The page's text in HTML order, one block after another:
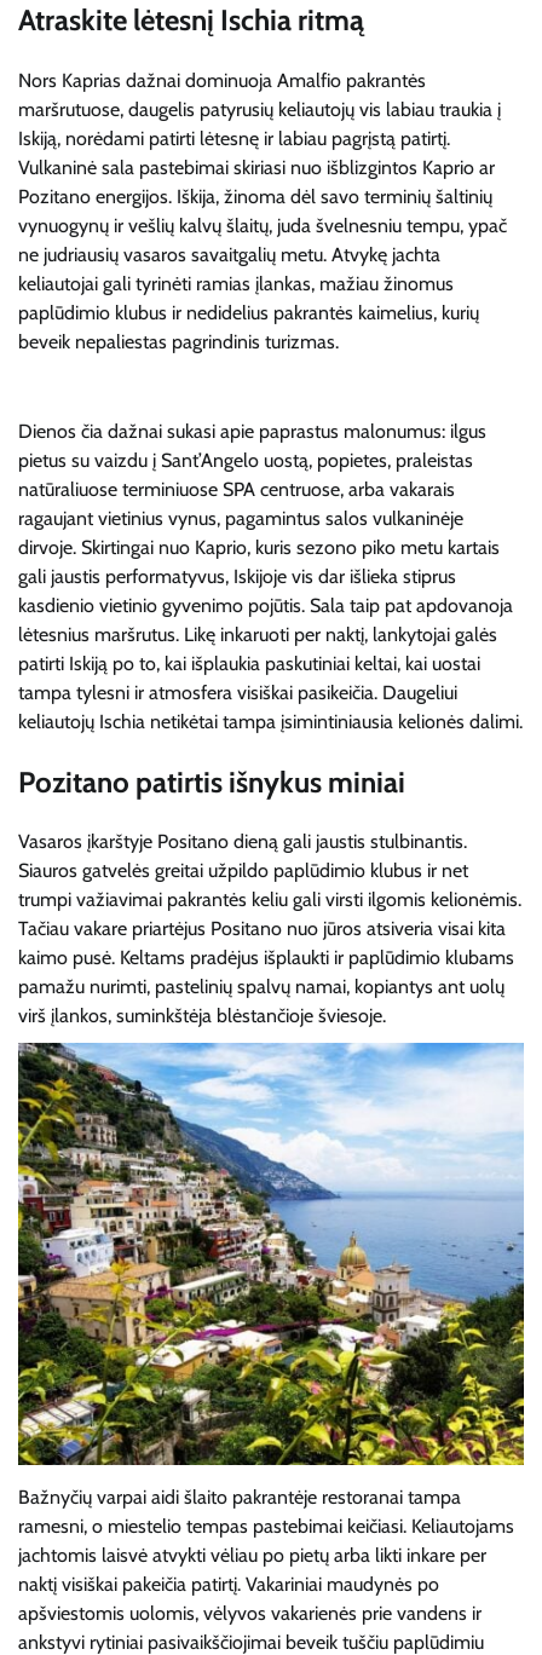
Atraskite lėtesnį Ischia ritmą
Nors Kaprias dažnai dominuoja Amalfio pakrantės
maršrutuose, daugelis patyrusių keliautojų vis labiau traukia į
Iskiją, norėdami patirti lėtesnę ir labiau pagrįstą patirtį.
Vulkaninė sala pastebimai skiriasi nuo išblizgintos Kaprio ar
Pozitano energijos. Iškija, žinoma dėl savo terminių šaltinių
vynuogynų ir vešlių kalvų šlaitų, juda švelnesniu tempu, ypač
ne judriausių vasaros savaitgalių metu. Atvykę jachta
keliautojai gali tyrinėti ramias įlankas, mažiau žinomus
paplūdimio klubus ir nedidelius pakrantės kaimelius, kurių
beveik nepaliestas pagrindinis turizmas.
Dienos čia dažnai sukasi apie paprastus malonumus: ilgus
pietus su vaizdu į Sant’Angelo uostą, popietes, praleistas
natūraliuose terminiuose SPA centruose, arba vakarais
ragaujant vietinius vynus, pagamintus salos vulkaninėje
dirvoje. Skirtingai nuo Kaprio, kuris sezono piko metu kartais
gali jaustis performatyvus, Iskijoje vis dar išlieka stiprus
kasdienio vietinio gyvenimo pojūtis. Sala taip pat apdovanoja
lėtesnius maršrutus. Likę inkaruoti per naktį, lankytojai galės
patirti Iskiją po to, kai išplaukia paskutiniai keltai, kai uostai
tampa tylesni ir atmosfera visiškai pasikeičia. Daugeliui
keliautojų Ischia netikėtai tampa įsimintiniausia kelionės dalimi.
Pozitano patirtis išnykus miniai
Vasaros įkarštyje Positano dieną gali jaustis stulbinantis.
Siauros gatvelės greitai užpildo paplūdimio klubus ir net
trumpi važiavimai pakrantės keliu gali virsti ilgomis kelionėmis.
Tačiau vakare priartėjus Positano nuo jūros atsiveria visai kita
kaimo pusė. Keltams pradėjus išplaukti ir paplūdimio klubams
pamažu nurimti, pastelinių spalvų namai, kopiantys ant uolų
virš įlankos, suminkštėja blėstančioje šviesoje.
Bažnyčių varpai aidi šlaito pakrantėje restoranai tampa
ramesni, o miestelio tempas pastebimai keičiasi. Keliautojams
jachtomis laisvė atvykti vėliau po pietų arba likti inkare per
naktį visiškai pakeičia patirtį. Vakariniai maudynės po
apšviestomis uolomis, vėlyvos vakarienės prie vandens ir
ankstyvi rytiniai pasivaikščiojimai beveik tuščiu paplūdimiu